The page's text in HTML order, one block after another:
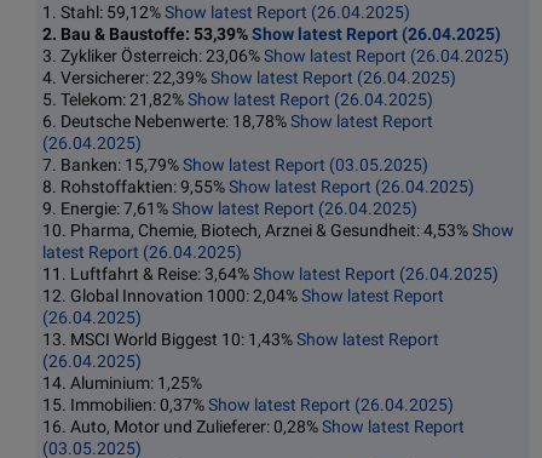
1. Stahl: 59,12%Show latest Report (26.04.2025)
2. Bau & Baustoffe: 53,39%Show latest Report (26.04.2025)
3. Zykliker Österreich: 23,06%Show latest Report (26.04.2025)
4. Versicherer: 22,39%Show latest Report (26.04.2025)
5. Telekom: 21,82%Show latest Report (26.04.2025)
6. Deutsche Nebenwerte: 18,78%Show latest Report
(26.04.2025)
7. Banken: 15,79%Show latest Report (03.05.2025)
8. Rohstoffaktien: 9,55%Show latest Report (26.04.2025)
9. Energie: 7,61%Show latest Report (26.04.2025)
10. Pharma, Chemie, Biotech, Arznei & Gesundheit: 4,53%Show
latest Report (26.04.2025)
11. Luftfahrt & Reise: 3,64%Show latest Report (26.04.2025)
12. Global Innovation 1000: 2,04%Show latest Report
(26.04.2025)
13. MSCI World Biggest 10: 1,43%Show latest Report
(26.04.2025)
14. Aluminium: 1,25%
15. Immobilien: 0,37%Show latest Report (26.04.2025)
16. Auto, Motor und Zulieferer: 0,28%Show latest Report
(03.05.2025)